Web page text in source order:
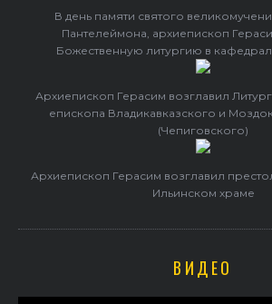
В день памяти святого
Пантелеймона, архиепископ
Божественную литургию в
Архиепископ Герасим возглавил
епископа Владикавказского и
(Чепиговского)
Архиепископ Герасим возглавил
Ильинском храме
ВИДЕО